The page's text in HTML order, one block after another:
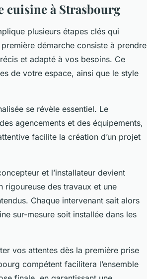
cuisine à Strasbourg
plusieurs étapes clés qui
démarche consiste à prendre
et adapté à vos besoins. Ce
de votre espace, ainsi que le style
se révèle essentiel. Le
agencements et des équipements,
facilite la création d’un projet
et l’installateur devient
rigoureuse des travaux et une
Chaque intervenant sait alors
sur-mesure soit installée dans les
vos attentes dès la première prise
compétent facilitera l’ensemble